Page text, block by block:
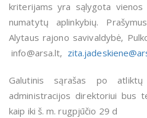
kriterijams yra sąlygota
numatytų aplinkybių.
Alytaus rajono savivaldybė,
info@arsa.lt,
Galutinis sąrašas po atliktų
administracijos direktoriui bus
kaip iki š. m. rugpjūčio 29 d